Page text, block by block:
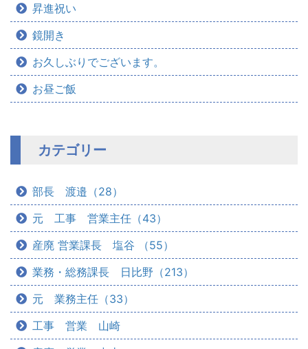
昇進祝い
鏡開き
お久しぶりでございます。
お昼ご飯
カテゴリー
部長 渡邉（28）
元 工事 営業主任（43）
産廃 営業課長 塩谷 （55）
業務・総務課長 日比野（213）
元 業務主任（33）
工事 営業 山崎